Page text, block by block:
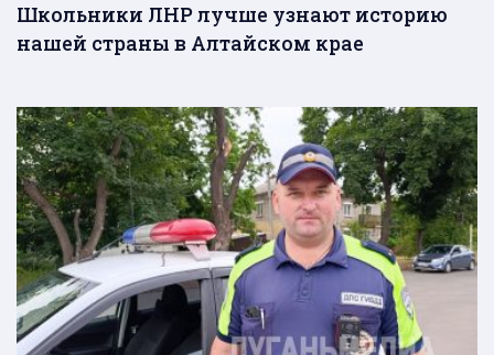
Школьники ЛНР лучше узнают историю
нашей страны в Алтайском крае